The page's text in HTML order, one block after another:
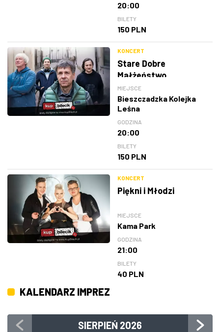
20:00
BILETY
150 PLN
KONCERT
Stare Dobre
Małżeństwo
MIEJSCE
Bieszczadzka Kolejka
Leśna
GODZINA
20:00
BILETY
150 PLN
KONCERT
Piękni i Młodzi
MIEJSCE
Kama Park
GODZINA
21:00
BILETY
40 PLN
KALENDARZ IMPREZ
SIERPIEŃ 2026